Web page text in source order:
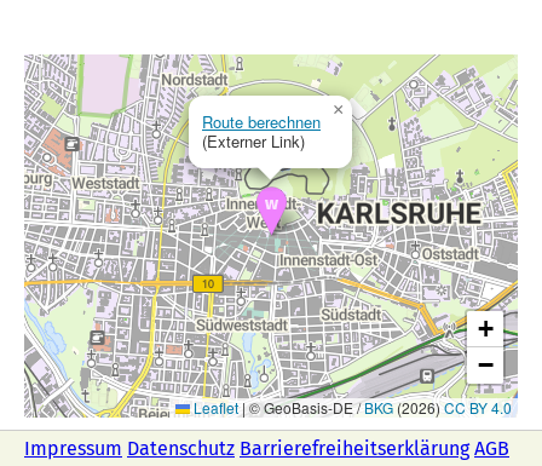
Route berechnen
(Externer Link)
×
+
−
Leaflet | © GeoBasis-DE /BKG(2026) CC BY 4.0
Impressum Datenschutz Barrierefreiheitserklärung AGB